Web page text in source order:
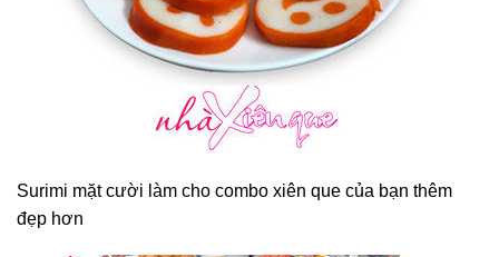
Surimi mặt cười làm cho combo xiên que của bạn thêm
đẹp hơn